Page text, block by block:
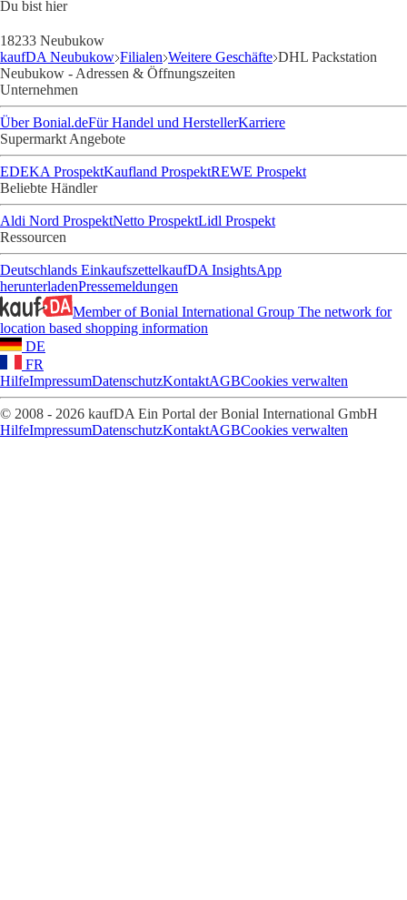
Du bist hier
18233 Neubukow
kaufDA Neubukow Filialen Weitere Geschäfte DHL Packstation
Neubukow - Adressen & Öffnungszeiten
Unternehmen
Über Bonial.deFür Handel und HerstellerKarriere
Supermarkt Angebote
EDEKA ProspektKaufland ProspektREWE Prospekt
Beliebte Händler
Aldi Nord ProspektNetto ProspektLidl Prospekt
Ressourcen
Deutschlands EinkaufszettelkaufDA InsightsApp
herunterladenPressemeldungen
Member of Bonial International Group The network for
location based shopping information
DE
FR
HilfeImpressumDatenschutzKontaktAGBCookies verwalten
© 2008 - 2026 kaufDA Ein Portal der Bonial International GmbH
HilfeImpressumDatenschutzKontaktAGBCookies verwalten